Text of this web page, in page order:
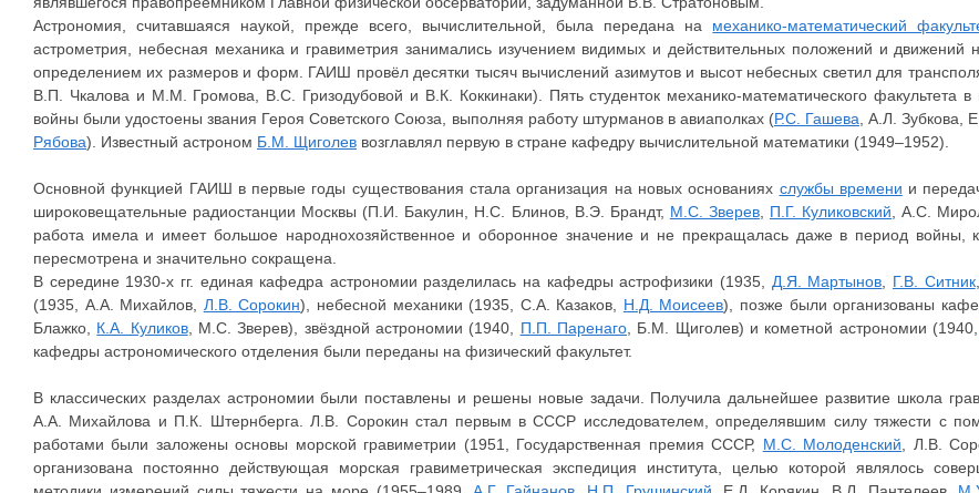
Астрономия, считавшаяся наукой, прежде всего, вычислительной, была передана на механико-математический
астрометрия, небесная механика и гравиметрия занимались изучением видимых и действительных положений и движений
определением их размеров и форм. ГАИШ провёл десятки тысяч вычислений азимутов и высот небесных светил для
В.П. Чкалова и М.М. Громова, В.С. Гризодубовой и В.К. Коккинаки). Пять студенток механико-математического факультета в
войны были удостоены звания Героя Советского Союза, выполняя работу штурманов в авиаполках (Р.С. Гашева , А.Л. Зубкова,
Рябова). Известный астроном Б.М. Щиголев возглавлял первую в стране кафедру вычислительной математики (1949–1952).
Основной функцией ГАИШ в первые годы существования стала организация на новых основаниях службы времени и
широковещательные радиостанции Москвы (П.И. Бакулин, Н.С. Блинов, В.Э. Брандт, М.С. Зверев, П.Г. Куликовский , А.С.
работа имела и имеет большое народнохозяйственное и оборонное значение и не прекращалась даже в период войны,
пересмотрена и значительно сокращена.
В середине 1930-х гг. единая кафедра астрономии разделилась на кафедры астрофизики (1935, Д.Я. Мартынов Г.В. Ситник,
(1935, А.А. Михайлов, Л.В. Сорокин), небесной механики (1935, С.А. Казаков, Н.Д. Моисеев), позже были организованы
Блажко, К.А. Куликов, М.С. Зверев), звёздной астрономии (1940, П.П. Паренаго, Б.М. Щиголев) и кометной астрономии
кафедры астрономического отделения были переданы на физический факультет.
В классических разделах астрономии были поставлены и решены новые задачи. Получила дальнейшее развитие школа
А.А. Михайлова и П.К. Штернберга. Л.В. Сорокин стал первым в СССР исследователем, определявшим силу тяжести с
работами были заложены основы морской гравиметрии (1951, Государственная премия СССР, М.С. Молоденский , Л.В.
организована постоянно действующая морская гравиметрическая экспедиция института, целью которой являлось